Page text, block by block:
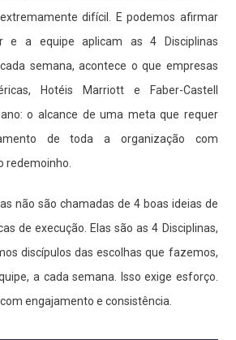
difícil. E podemos afirmar
e a equipe aplicam as 4 Disciplinas
semana, acontece o que empresas
Hotéis Marriott e Faber-Castell
o alcance de uma meta que requer
de toda a organização com
redemoinho.
não são chamadas de 4 boas ideias de
de execução. Elas são as 4 Disciplinas,
discípulos das escolhas que fazemos,
a cada semana. Isso exige esforço.
engajamento e consistência.